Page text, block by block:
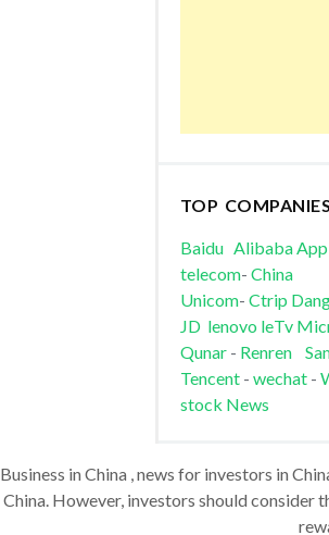
TOP COMPANIES
Baidu Alibaba
telecom- China
Unicom- Ctrip
JD lenovo leTv
Qunar- Renren
Tencent- wechat -
stock News
Business in China , news for investors in
China. However, investors should consider